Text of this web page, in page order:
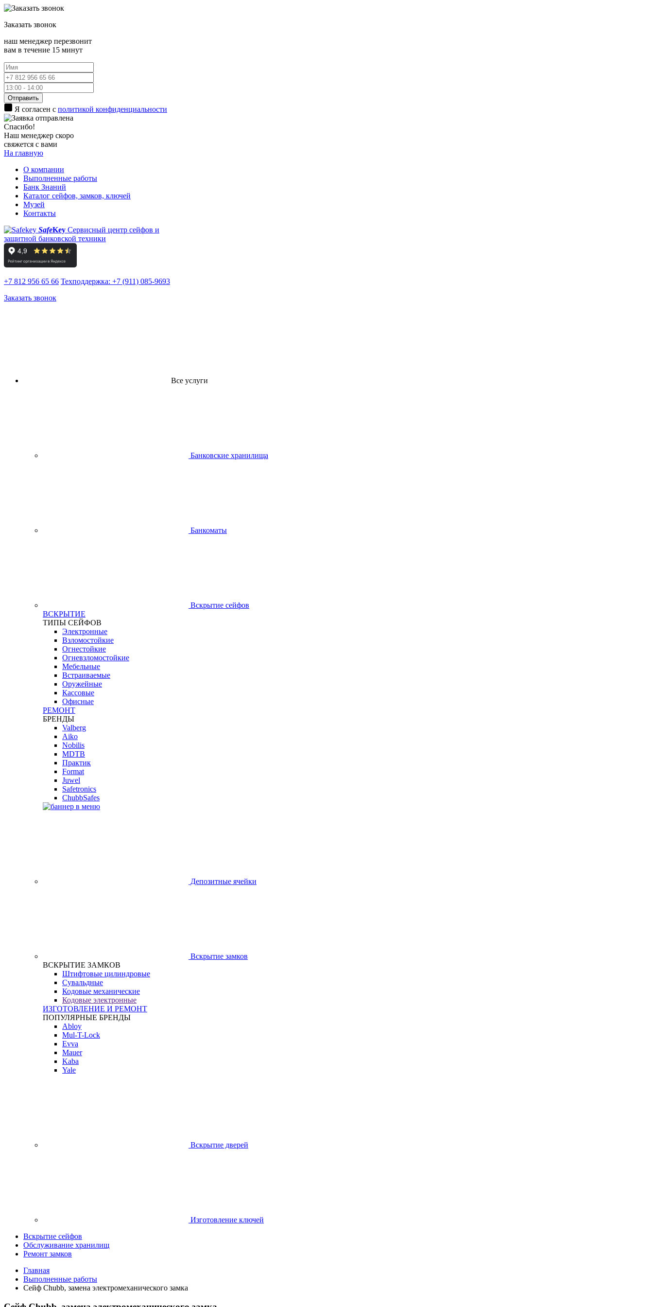
Заказать звонок
наш менеджер перезвонит
вам в течение 15 минут
Отправить
Я согласен с политикой конфиденциальности
Спасибо!
Наш менеджер скоро
свяжется с вами
На главную
О компании
Выполненные работы
Банк Знаний
Каталог сейфов, замков, ключей
Музей
Контакты
SafeKey Сервисный центр сейфов и
защитной банковской техники
+7 812 956 65 66 Техподдержка: +7 (911) 085-9693
Заказать звонок
Все услуги
Банковские хранилища
Банкоматы
Вскрытие сейфов
ВСКРЫТИЕ
ТИПЫ СЕЙФОВ
Электронные
Взломостойкие
Огнестойкие
Огневзломостойкие
Мебельные
Встраиваемые
Оружейные
Кассовые
Офисные
РЕМОНТ
БРЕНДЫ
Valberg
Aiko
Nobilis
MDTB
Практик
Format
Juwel
Safetronics
ChubbSafes
Депозитные ячейки
Вскрытие замков
ВСКРЫТИЕ ЗАМКОВ
Штифтовые цилиндровые
Сувальдные
Кодовые механические
Кодовые электронные
ИЗГОТОВЛЕНИЕ И РЕМОНТ
ПОПУЛЯРНЫЕ БРЕНДЫ
Abloy
Mul-T-Lock
Evva
Mauer
Kaba
Yale
Вскрытие дверей
Изготовление ключей
Вскрытие сейфов
Обслуживание хранилищ
Ремонт замков
Главная
Выполненные работы
Сейф Chubb, замена электромеханического замка